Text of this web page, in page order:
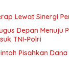
Lewat Sinergi
Depan Menuju
TNI-Polri
Pisahkan Dana